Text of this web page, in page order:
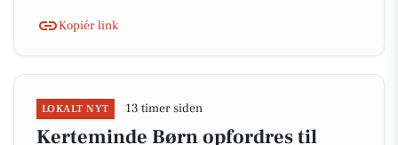
Kopiér link
LOKALT NYT 13 timer siden
Kerteminde Børn opfordres til